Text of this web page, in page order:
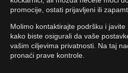
promocije, ostati prijavljeni ili
Molimo kontaktirajte podršku i
kako biste osigurali da vaše
vašim ciljevima privatnosti. Na taj
pronaći prave kontrole.